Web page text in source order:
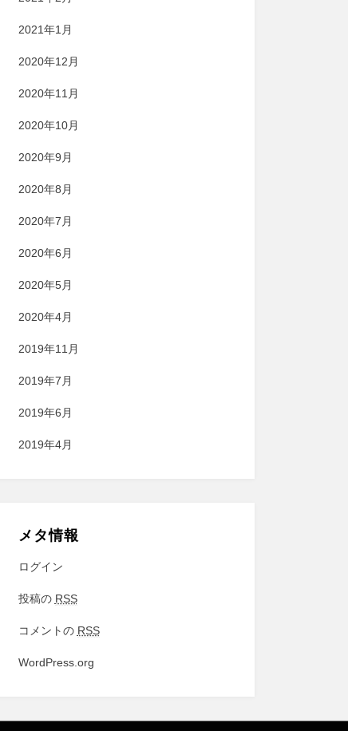
2021年1月
2020年12月
2020年11月
2020年10月
2020年9月
2020年8月
2020年7月
2020年6月
2020年5月
2020年4月
2019年11月
2019年7月
2019年6月
2019年4月
メタ情報
ログイン
投稿の RSS
コメントの RSS
WordPress.org